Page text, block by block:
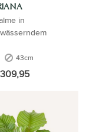
in
43cm
309,95